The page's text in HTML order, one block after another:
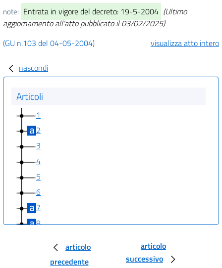
note: Entrata in vigore del decreto: 19-5-2004 (Ultimo
aggiornamento all'atto pubblicato il 03/02/2025)
(GU n.103 del 04-05-2004)
visualizza atto intero
nascondi
Articoli
1
2
3
4
5
6
7
8
articolo
precedente
articolo
successivo